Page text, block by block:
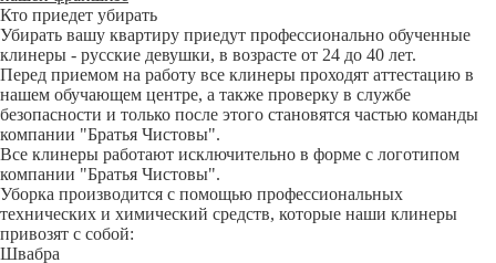
Кто приедет убирать
Убирать вашу квартиру приедут профессионально обученные
клинеры - русские девушки, в возрасте от 24 до 40 лет.
Перед приемом на работу все клинеры проходят аттестацию в
нашем обучающем центре, а также проверку в службе
безопасности и только после этого становятся частью команды
компании "Братья Чистовы".
Все клинеры работают исключительно в форме с логотипом
компании "Братья Чистовы".
Уборка производится с помощью профессиональных
технических и химический средств, которые наши клинеры
привозят с собой:
Швабра